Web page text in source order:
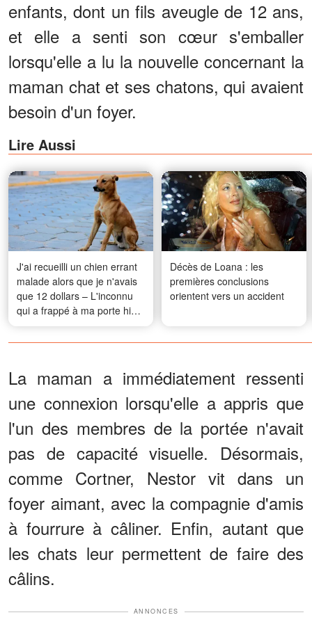
enfants, dont un fils aveugle de 12 ans,
et elle a senti son cœur s'emballer
lorsqu'elle a lu la nouvelle concernant la
maman chat et ses chatons, qui avaient
besoin d'un foyer.
Lire Aussi
J'ai recueilli un chien errant
malade alors que je n'avais
que 12 dollars – L'inconnu
qui a frappé à ma porte hier
a changé ma vie
Décès de Loana : les
premières conclusions
orientent vers un accident
La maman a immédiatement ressenti
une connexion lorsqu'elle a appris que
l'un des membres de la portée n'avait
pas de capacité visuelle. Désormais,
comme Cortner, Nestor vit dans un
foyer aimant, avec la compagnie d'amis
à fourrure à câliner. Enfin, autant que
les chats leur permettent de faire des
câlins.
ANNONCES